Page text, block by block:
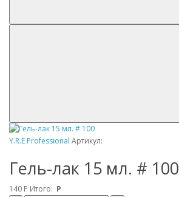
Y.R.E Professional Артикул:
Гель-лак 15 мл. # 100
140 Р Итого: Р